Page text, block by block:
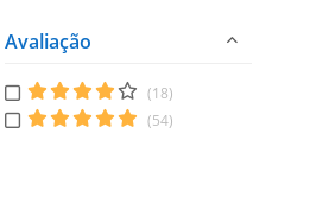
Avaliação
(18)
(54)